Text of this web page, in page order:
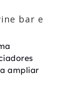
bar e
ampliar